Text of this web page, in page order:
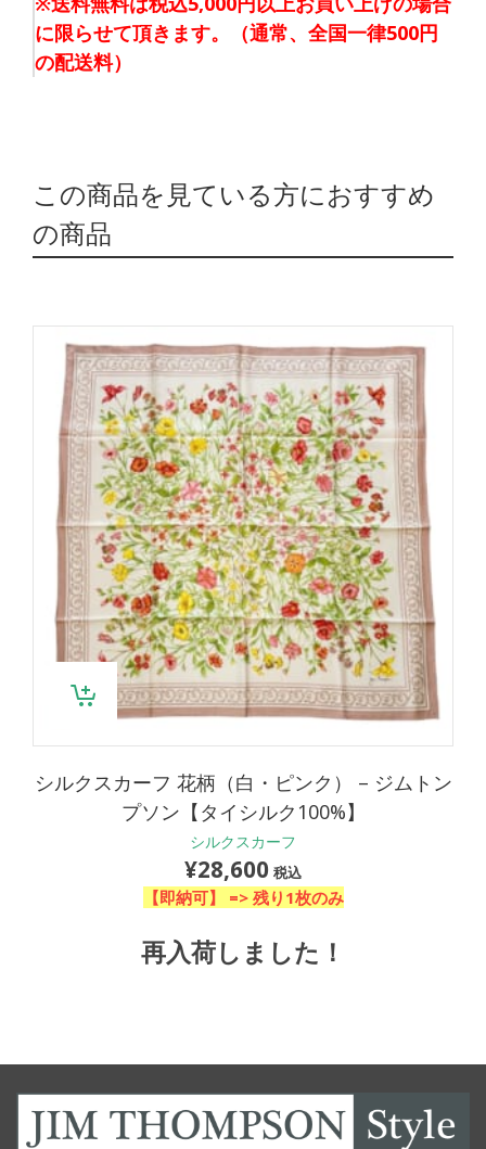
に限らせて頂きます。（通常、全国一律500円
の配送料）
この商品を見ている方におすすめ
の商品
シルクスカーフ 花柄（白・ピンク） – ジムトン
プソン【タイシルク100%】
シルクスカーフ
¥28,600 税込
【即納可】 => 残り1枚のみ
再入荷しました！